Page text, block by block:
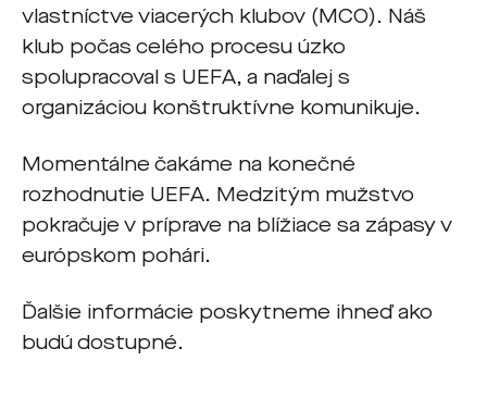
vlastníctve viacerých klubov (MCO). Náš
klub počas celého procesu úzko
spolupracoval s UEFA, a naďalej s
organizáciou konštruktívne komunikuje.
Momentálne čakáme na konečné
rozhodnutie UEFA. Medzitým mužstvo
pokračuje v príprave na blížiace sa zápasy v
európskom pohári.
Ďalšie informácie poskytneme ihneď ako
budú dostupné.